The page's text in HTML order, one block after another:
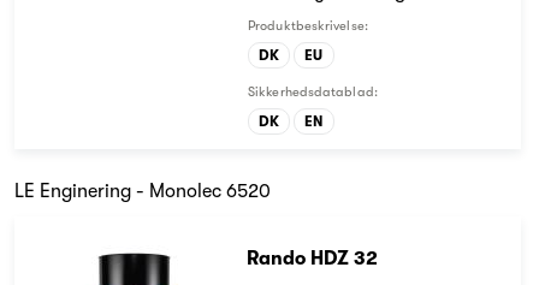
Produktbeskrivelse:
DK EU
Sikkerhedsdatablad:
DK EN
LE Enginering - Monolec 6520
Rando HDZ 32